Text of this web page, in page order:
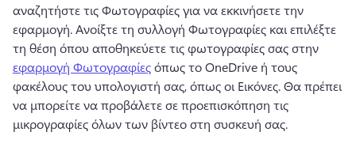
αναζητήστε τις Φωτογραφίες για να εκκινήσετε την
εφαρμογή. Ανοίξτε τη συλλογή Φωτογραφίες και επιλέξτε
τη θέση όπου αποθηκεύετε τις φωτογραφίες σας στην
εφαρμογή Φωτογραφίες όπως το OneDrive ή τους
φακέλους του υπολογιστή σας, όπως οι Εικόνες. Θα πρέπει
να μπορείτε να προβάλετε σε προεπισκόπηση τις
μικρογραφίες όλων των βίντεο στη συσκευή σας.